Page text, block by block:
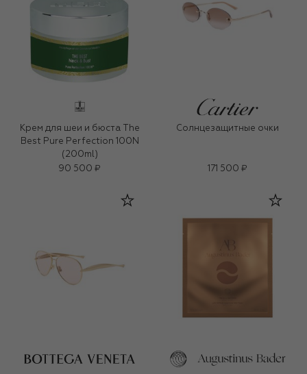
Крем для шеи и бюста The
Best Pure Perfection 100N
(200ml)
90 500 ₽
Солнцезащитные очки
171 500 ₽